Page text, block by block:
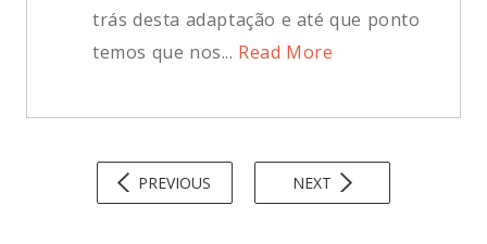
trás desta adaptação e até que ponto
temos que nos... Read More
PREVIOUS NEXT